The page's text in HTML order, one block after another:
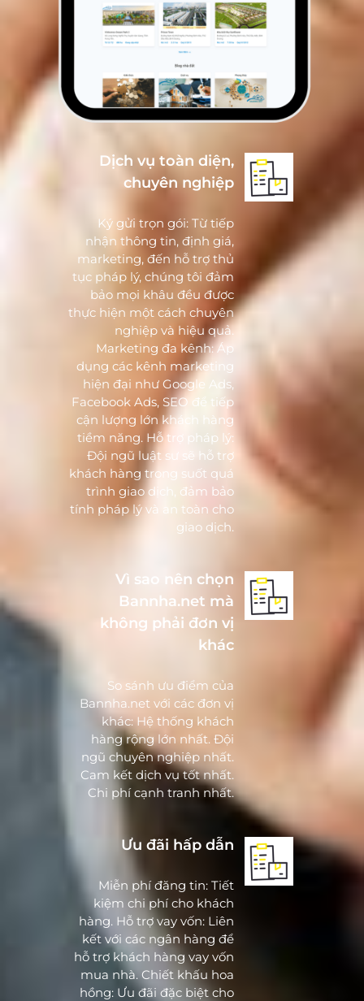
Dịch vụ toàn diện,
chuyên nghiệp
Ký gửi trọn gói: Từ tiếp
nhận thông tin, định giá,
marketing, đến hỗ trợ thủ
tục pháp lý, chúng tôi đảm
bảo mọi khâu đều được
thực hiện một cách chuyên
nghiệp và hiệu quả.
Marketing đa kênh: Áp
dụng các kênh marketing
hiện đại như Google Ads,
Facebook Ads, SEO để tiếp
cận lượng lớn khách hàng
tiềm năng. Hỗ trợ pháp lý:
Đội ngũ luật sư sẽ hỗ trợ
khách hàng trong suốt quá
trình giao dịch, đảm bảo
tính pháp lý và an toàn cho
giao dịch.
Vì sao nên chọn
Bannha.net mà
không phải đơn vị
khác
So sánh ưu điểm của
Bannha.net với các đơn vị
khác: Hệ thống khách
hàng rộng lớn nhất. Đội
ngũ chuyên nghiệp nhất.
Cam kết dịch vụ tốt nhất.
Chi phí cạnh tranh nhất.
Ưu đãi hấp dẫn
Miễn phí đăng tin: Tiết
kiệm chi phí cho khách
hàng. Hỗ trợ vay vốn: Liên
kết với các ngân hàng để
hỗ trợ khách hàng vay vốn
mua nhà. Chiết khấu hoa
hồng: Ưu đãi đặc biệt cho